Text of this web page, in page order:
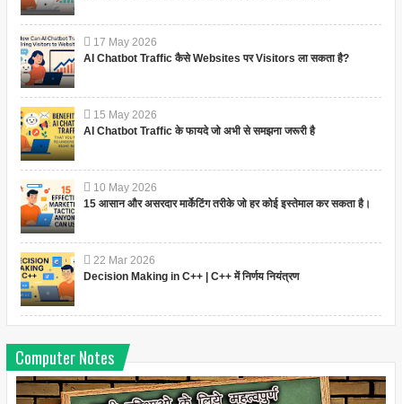
17 May 2026
AI Chatbot Traffic कैसे Websites पर Visitors ला सकता है?
15 May 2026
AI Chatbot Traffic के फायदे जो अभी से समझना जरूरी है
10 May 2026
15 आसान और असरदार मार्केटिंग तरीके जो हर कोई इस्तेमाल कर सकता है।
22 Mar 2026
Decision Making in C++ | C++ में निर्णय नियंत्रण
Computer Notes